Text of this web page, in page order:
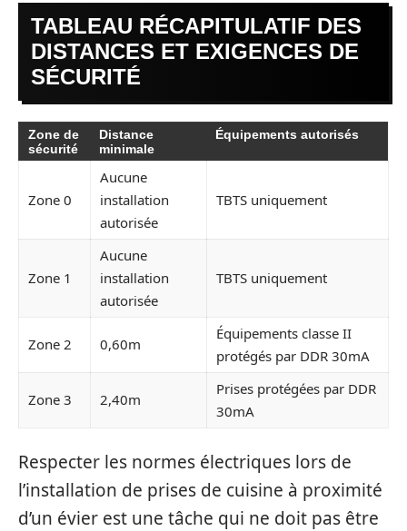
TABLEAU RÉCAPITULATIF DES
DISTANCES ET EXIGENCES DE
SÉCURITÉ
Zone de
sécurité
Distance
minimale
Équipements autorisés
Zone 0
Aucune
installation
autorisée
TBTS uniquement
Zone 1
Aucune
installation
autorisée
TBTS uniquement
Zone 2 0,60m
Équipements classe II
protégés par DDR 30mA
Zone 3 2,40m
Prises protégées par DDR
30mA
Respecter les normes électriques lors de
l’installation de prises de cuisine à proximité
d’un évier est une tâche qui ne doit pas être